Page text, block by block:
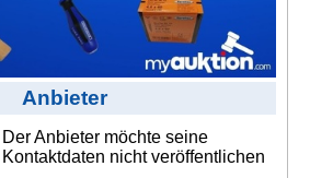
Anbieter
Der Anbieter möchte seine
Kontaktdaten nicht veröffentlichen